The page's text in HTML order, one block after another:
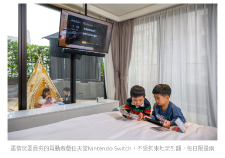
盡情玩耍最夯的電動遊戲任天堂Nintendo Switch，不受拘束地玩到翻，每日限量兩